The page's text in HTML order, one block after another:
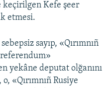
keçirilgen Kefe şeer
etmesi.
sayıp, «Qırımnıñ
referendum»
yekâne deputat olğanını
«Qırımnıñ Rusiye